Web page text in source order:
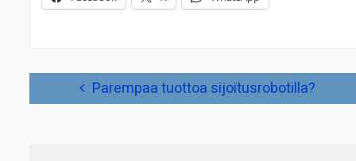
Parempaa tuottoa sijoitusrobotilla?